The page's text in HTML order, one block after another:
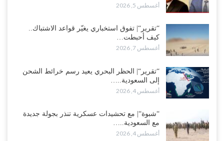
أغسطس 5, 2026
“تقرير“| تفوق استخباري يغيّر قواعد الاشتباك..
كيف أحبطت…
أغسطس 7, 2026
“تقرير“| الحظر البحري يعيد رسم خرائط الشحن
إلى السعودية..…
أغسطس 4, 2026
“شبوة“| مع تحشيدات عسكرية تنذر بجولة جديدة
مع السعودية..…
أغسطس 4, 2026